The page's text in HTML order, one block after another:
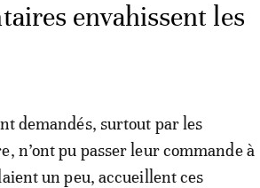
envahissent les
demandés, surtout par les
n’ont pu passer leur commande à
un peu, accueillent ces